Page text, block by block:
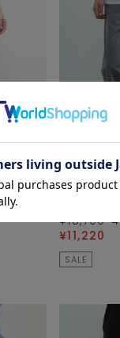
MEN'S
¥18,700
¥11,220
SALE